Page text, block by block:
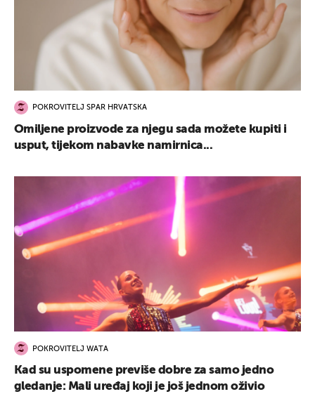
POKROVITELJ SPAR HRVATSKA
Omiljene proizvode za njegu sada možete kupiti i
usput, tijekom nabavke namirnica...
POKROVITELJ WATA
Kad su uspomene previše dobre za samo jedno
gledanje: Mali uređaj koji je još jednom oživio